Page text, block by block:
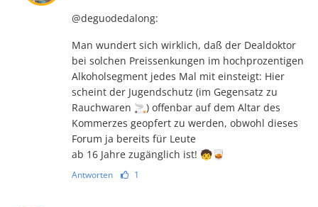
@deguodedalong:
Man wundert sich wirklich, daß der Dealdoktor
bei solchen Preissenkungen im hochprozentigen
Alkoholsegment jedes Mal mit einsteigt: Hier
scheint der Jugendschutz (im Gegensatz zu
Rauchwaren 🚬) offenbar auf dem Altar des
Kommerzes geopfert zu werden, obwohl dieses
Forum ja bereits für Leute
ab 16 Jahre zugänglich ist! 🧒🥃
Antworten 1